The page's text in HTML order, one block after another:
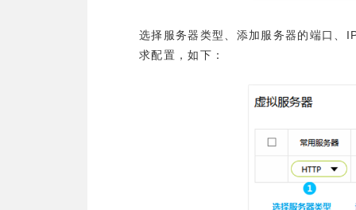
选择服务器类型、添加服务器的端口、
求配置，如下：